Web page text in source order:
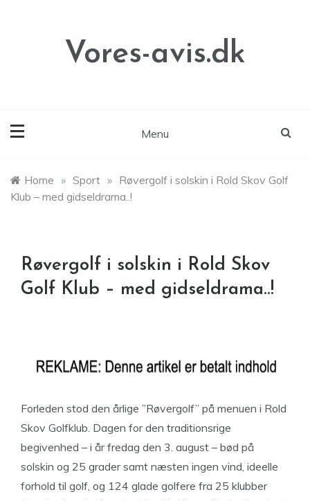
Vores-avis.dk
Menu
Home » Sport » Røvergolf i solskin i Rold Skov Golf
Klub – med gidseldrama..!
Røvergolf i solskin i Rold Skov
Golf Klub – med gidseldrama..!
Forleden stod den årlige ”Røvergolf” på menuen i Rold
Skov Golfklub. Dagen for den traditionsrige
begivenhed – i år fredag den 3. august – bød på
solskin og 25 grader samt næsten ingen vind, ideelle
forhold til golf, og 124 glade golfere fra 25 klubber